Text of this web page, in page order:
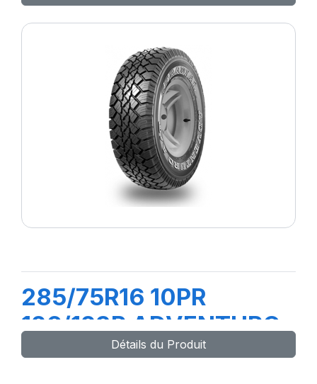
285/75R16 10PR
126/123R ADVENTURO
AT3 (OWL)Détails du Produit